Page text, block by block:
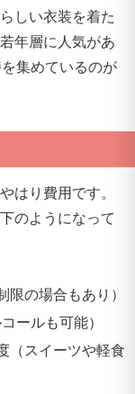
しい衣装を着た
年層に人気があ
集めているのが
はり費用です。
のようになって
限の場合もあり）
ールも可能）
（スイーツや軽食